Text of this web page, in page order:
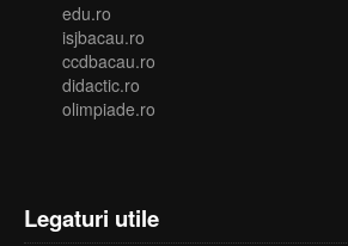
edu.ro
isjbacau.ro
ccdbacau.ro
didactic.ro
olimpiade.ro
Legaturi utile